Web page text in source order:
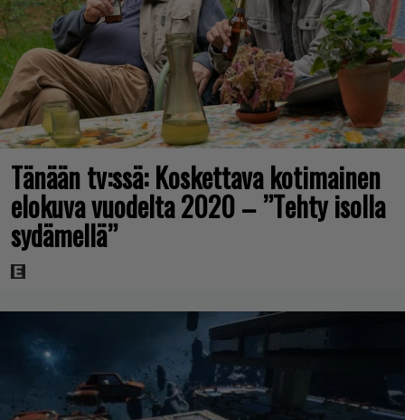
Tänään tv:ssä: Koskettava kotimainen
elokuva vuodelta 2020 – ”Tehty isolla
sydämellä”